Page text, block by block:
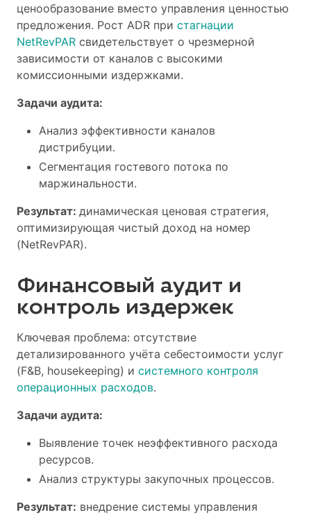
ценообразование вместо управления ценностью
предложения. Рост ADR при стагнации
NetRevPAR свидетельствует о чрезмерной
зависимости от каналов с высокими
комиссионными издержками.
Задачи аудита:
Анализ эффективности каналов
дистрибуции.
Сегментация гостевого потока по
маржинальности.
Результат: динамическая ценовая стратегия,
оптимизирующая чистый доход на номер
(NetRevPAR).
Финансовый аудит и
контроль издержек
Ключевая проблема: отсутствие
детализированного учёта себестоимости услуг
(F&B, housekeeping) и системного контроля
операционных расходов.
Задачи аудита:
Выявление точек неэффективного расхода
ресурсов.
Анализ структуры закупочных процессов.
Результат: внедрение системы управления